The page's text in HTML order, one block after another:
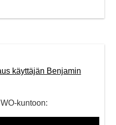
käyttäjän Benjamin
kuntoon: